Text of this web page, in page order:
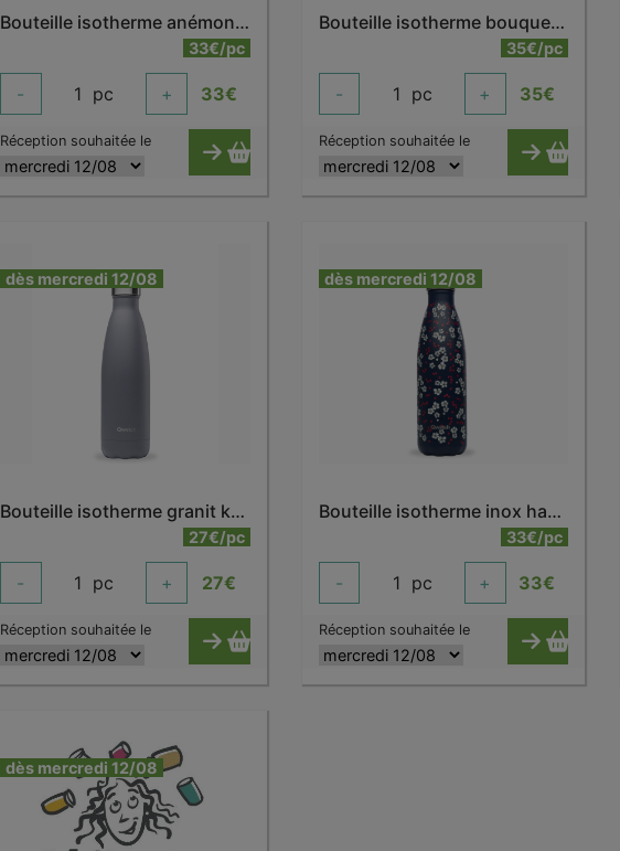
Bouteille isotherme anémone 500 ml
33€/pc
- 1 pc + 33€
Réception souhaitée le
Bouteille isotherme bouquet dahlia 500 ml
35€/pc
- 1 pc + 35€
Réception souhaitée le
dès mercredi 12/08
Bouteille isotherme granit kaki 500 ml
27€/pc
- 1 pc + 27€
Réception souhaitée le
dès mercredi 12/08
Bouteille isotherme inox hanami bleu 500 ml
33€/pc
- 1 pc + 33€
Réception souhaitée le
dès mercredi 12/08